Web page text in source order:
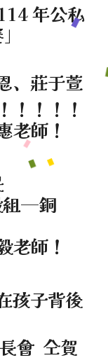
年公私
、莊于萱
！！！
老師！
組─銅
老師！
孩子背後
會 仝賀